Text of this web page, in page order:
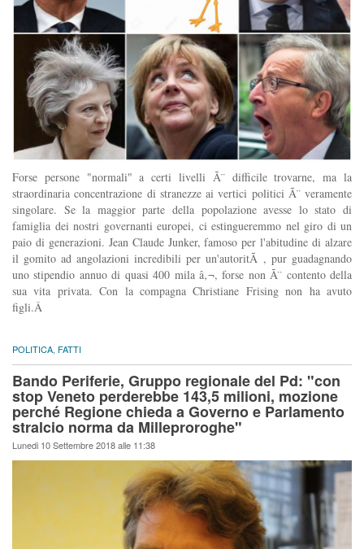
Forse persone "normali" a certi livelli Ã¨ difficile trovarne, ma la
straordinaria concentrazione di stranezze ai vertici politici Ã¨ veramente
singolare. Se la maggior parte della popolazione avesse lo stato di
famiglia dei nostri governanti europei, ci estingueremmo nel giro di un
paio di generazioni. Jean Claude Junker, famoso per l'abitudine di alzare
il gomito ad angolazioni incredibili per un'autoritÃ , pur guadagnando
uno stipendio annuo di quasi 400 mila â‚¬, forse non Ã¨ contento della
sua vita privata. Con la compagna Christiane Frising non ha avuto
figli.Â
POLITICA FATTI
Bando Periferie, Gruppo regionale del Pd: "con
stop Veneto perderebbe 143,5 milioni, mozione
perché Regione chieda a Governo e Parlamento
stralcio norma da Milleproroghe"
Lunedi 10 Settembre 2018 alle 11:38